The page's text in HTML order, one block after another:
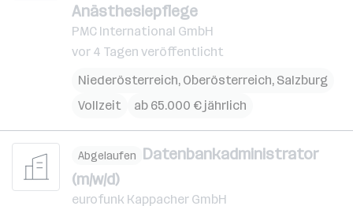
Anästhesiepflege
PMC International GmbH
vor 4 Tagen veröffentlicht
Niederösterreich, Oberösterreich, Salzburg
Vollzeit
ab 65.000 € jährlich
Abgelaufen Datenbankadministrator
(m/w/d)
eurofunk Kappacher GmbH